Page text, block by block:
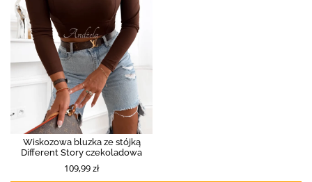
Wiskozowa bluzka ze stójką
Different Story czekoladowa
109,99 zł